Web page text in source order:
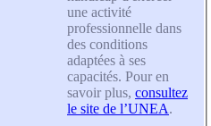
une activité
professionnelle dans
des conditions
adaptées à ses
capacités. Pour en
savoir plus, consultez
le site de l’UNEA.